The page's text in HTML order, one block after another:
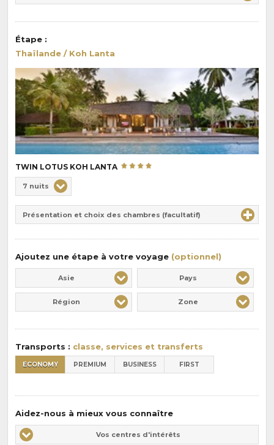
Étape :
Thaïlande / Koh Lanta
TWIN LOTUS KOH LANTA
de
pension
:
Durée
7 nuits
Présentation et choix des chambres (facultatif)
Ajoutez une étape à votre voyage (optionnel)
Asie Pays
Région Zone
Transports : classe, services et transferts
ECONOMY PREMIUM BUSINESS FIRST
Aidez-nous à mieux vous connaître
Vos
Vos centres d'intérêts